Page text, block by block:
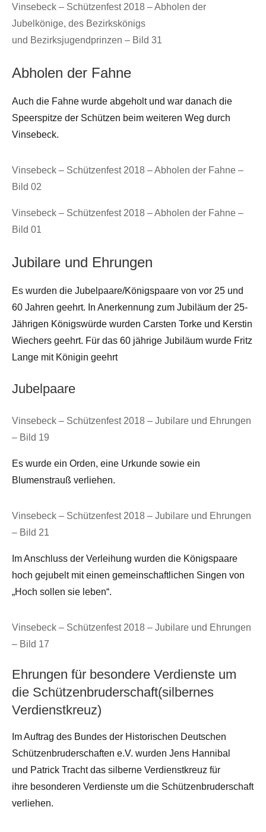
Vinsebeck – Schützenfest 2018 – Abholen der
Jubelkönige, des Bezirkskönigs
und Bezirksjugendprinzen – Bild 31
Abholen der Fahne
Auch die Fahne wurde abgeholt und war danach die
Speerspitze der Schützen beim weiteren Weg durch
Vinsebeck.
Vinsebeck – Schützenfest 2018 – Abholen der Fahne –
Bild 02
Vinsebeck – Schützenfest 2018 – Abholen der Fahne –
Bild 01
Jubilare und Ehrungen
Es wurden die Jubelpaare/Königspaare von vor 25 und
60 Jahren geehrt. In Anerkennung zum Jubiläum der 25-
Jährigen Königswürde wurden Carsten Torke und Kerstin
Wiechers geehrt. Für das 60 jährige Jubiläum wurde Fritz
Lange mit Königin geehrt
Jubelpaare
Vinsebeck – Schützenfest 2018 – Jubilare und Ehrungen
– Bild 19
Es wurde ein Orden, eine Urkunde sowie ein
Blumenstrauß verliehen.
Vinsebeck – Schützenfest 2018 – Jubilare und Ehrungen
– Bild 21
Im Anschluss der Verleihung wurden die Königspaare
hoch gejubelt mit einen gemeinschaftlichen Singen von
„Hoch sollen sie leben“.
Vinsebeck – Schützenfest 2018 – Jubilare und Ehrungen
– Bild 17
Ehrungen für besondere Verdienste um
die Schützenbruderschaft(silbernes
Verdienstkreuz)
Im Auftrag des Bundes der Historischen Deutschen
Schützenbruderschaften e.V. wurden Jens Hannibal
und Patrick Tracht das silberne Verdienstkreuz für
ihre besonderen Verdienste um die Schützenbruderschaft
verliehen.